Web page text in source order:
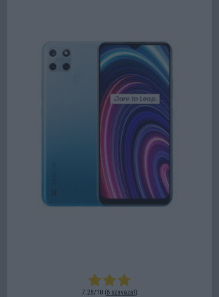
7.28/10 (6 szavazat)